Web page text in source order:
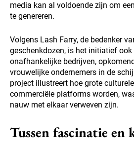
media kan al voldoende zijn om
te genereren.
Volgens Lash Farry, de bedenker
geschenkdozen, is het initiatief ook
onafhankelijke bedrijven,
vrouwelijke ondernemers in de
project illustreert hoe grote
commerciële platforms worden,
nauw met elkaar verweven zijn.
Tussen fascinatie